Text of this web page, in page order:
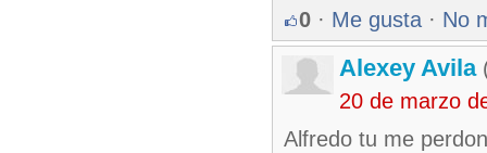
0 · Me gusta · No
Alexey Avila
20 de marzo
Alfredo tu me